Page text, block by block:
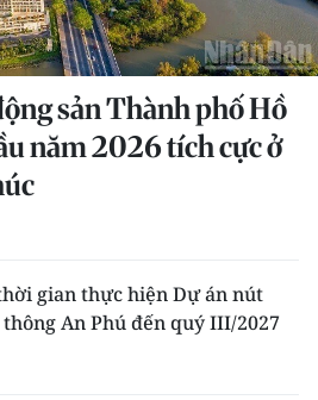
TIN
- MỖI XÃ
sản Thành phố Hồ
năm 2026 tích cực ở
gian thực hiện Dự án nút
thông An Phú đến quý III/2027